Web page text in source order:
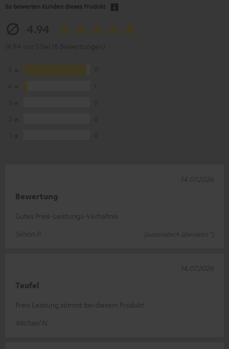
So bewerten Kunden dieses Produkt
Bewertung
Gutes Preis-Leistungs-Verhältnis
Simon P.
(automatisch übersetzt *)
14.07.2026
Teufel
Preis Leistung stimmt bei diesem Produkt
Michael N.
14.07.2026